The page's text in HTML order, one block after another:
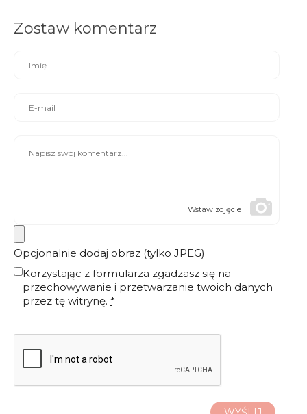
Zostaw komentarz
Wstaw zdjęcie
Opcjonalnie dodaj obraz (tylko JPEG)
Korzystając z formularza zgadzasz się na
przechowywanie i przetwarzanie twoich danych
przez tę witrynę. *